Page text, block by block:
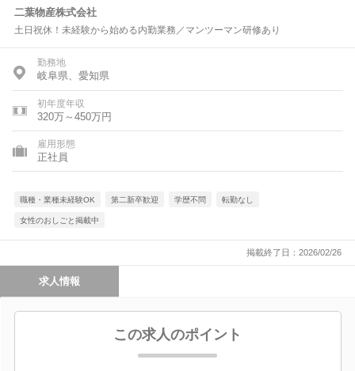
二葉物産株式会社
土日祝休！未経験から始める内勤業務／マンツーマン研修あり
勤務地
岐阜県、愛知県
初年度年収
320万～450万円
雇用形態
正社員
職種・業種未経験OK 第二新卒歓迎 学歴不問 転勤なし
女性のおしごと掲載中
掲載終了日：2026/02/26
求人情報
この求人のポイント